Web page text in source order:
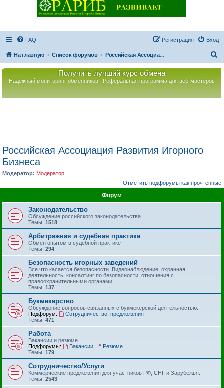
FAQ Вход
Регистрация
На главную Список форумов Российская Ассоциация Развития Игорного Бизнеса
Получить лучший курс обмена
Надежный мониторинг обменников Реферальная программа для веб-мастеров
Российская Ассоциация Развития Игорного
Бизнеса
Модератор: Модератор
Отметить подфорумы как прочтённые
Форум
Законодательство
Обсуждение российского законодательства
Темы: 1518
Арбитражная и судебная практика
Обмен опытом в судебной практике
Темы: 294
Безопасность игорных заведений
Все что касается безопасности. Видеонаблюдение, охранная
деятельность, консалтинг по безопасности, отношения с
правоохранительными органами.
Темы: 137
Букмекерство
Обсуждение вопросов связанных с букмекерской деятельностью.
Подфорум:
Сотрудничество, предложения
Темы: 471
Работа
Вакансии и резюме
Подфорумы:
Вакансии,
Резюме
Темы: 179
Сотрудничество/Услуги
Коммерческие предложения для участников РФ, СНГ и Зарубежья.
Темы: 2543